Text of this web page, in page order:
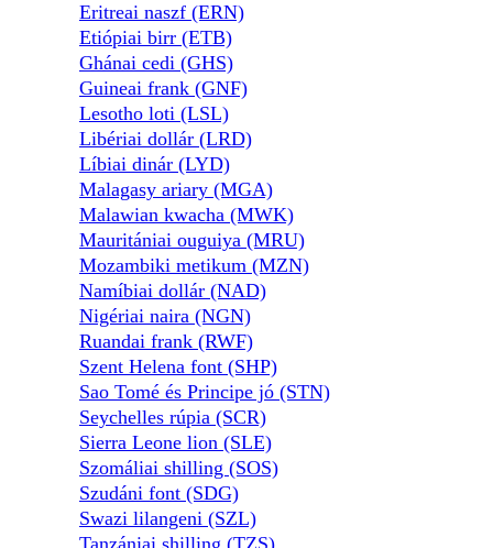
Eritreai naszf (ERN)
Etiópiai birr (ETB)
Ghánai cedi (GHS)
Guineai frank (GNF)
Lesotho loti (LSL)
Libériai dollár (LRD)
Líbiai dinár (LYD)
Malagasy ariary (MGA)
Malawian kwacha (MWK)
Mauritániai ouguiya (MRU)
Mozambiki metikum (MZN)
Namíbiai dollár (NAD)
Nigériai naira (NGN)
Ruandai frank (RWF)
Szent Helena font (SHP)
Sao Tomé és Principe jó (STN)
Seychelles rúpia (SCR)
Sierra Leone lion (SLE)
Szomáliai shilling (SOS)
Szudáni font (SDG)
Swazi lilangeni (SZL)